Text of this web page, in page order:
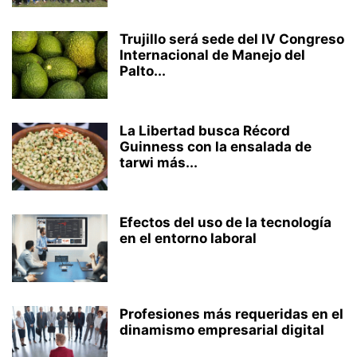
Trujillo será sede del IV Congreso
Internacional de Manejo del
Palto...
La Libertad busca Récord
Guinness con la ensalada de
tarwi más...
Efectos del uso de la tecnología
en el entorno laboral
Profesiones más requeridas en el
dinamismo empresarial digital